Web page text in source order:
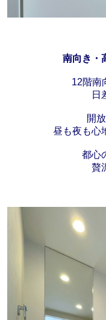
南向き・
12階南
日
開
昼も夜も心
都心
贅